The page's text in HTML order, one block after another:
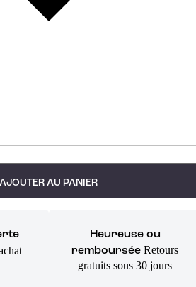
AJOUTER AU PANIER
Heureuse ou
remboursée Retours
gratuits sous 30 jours